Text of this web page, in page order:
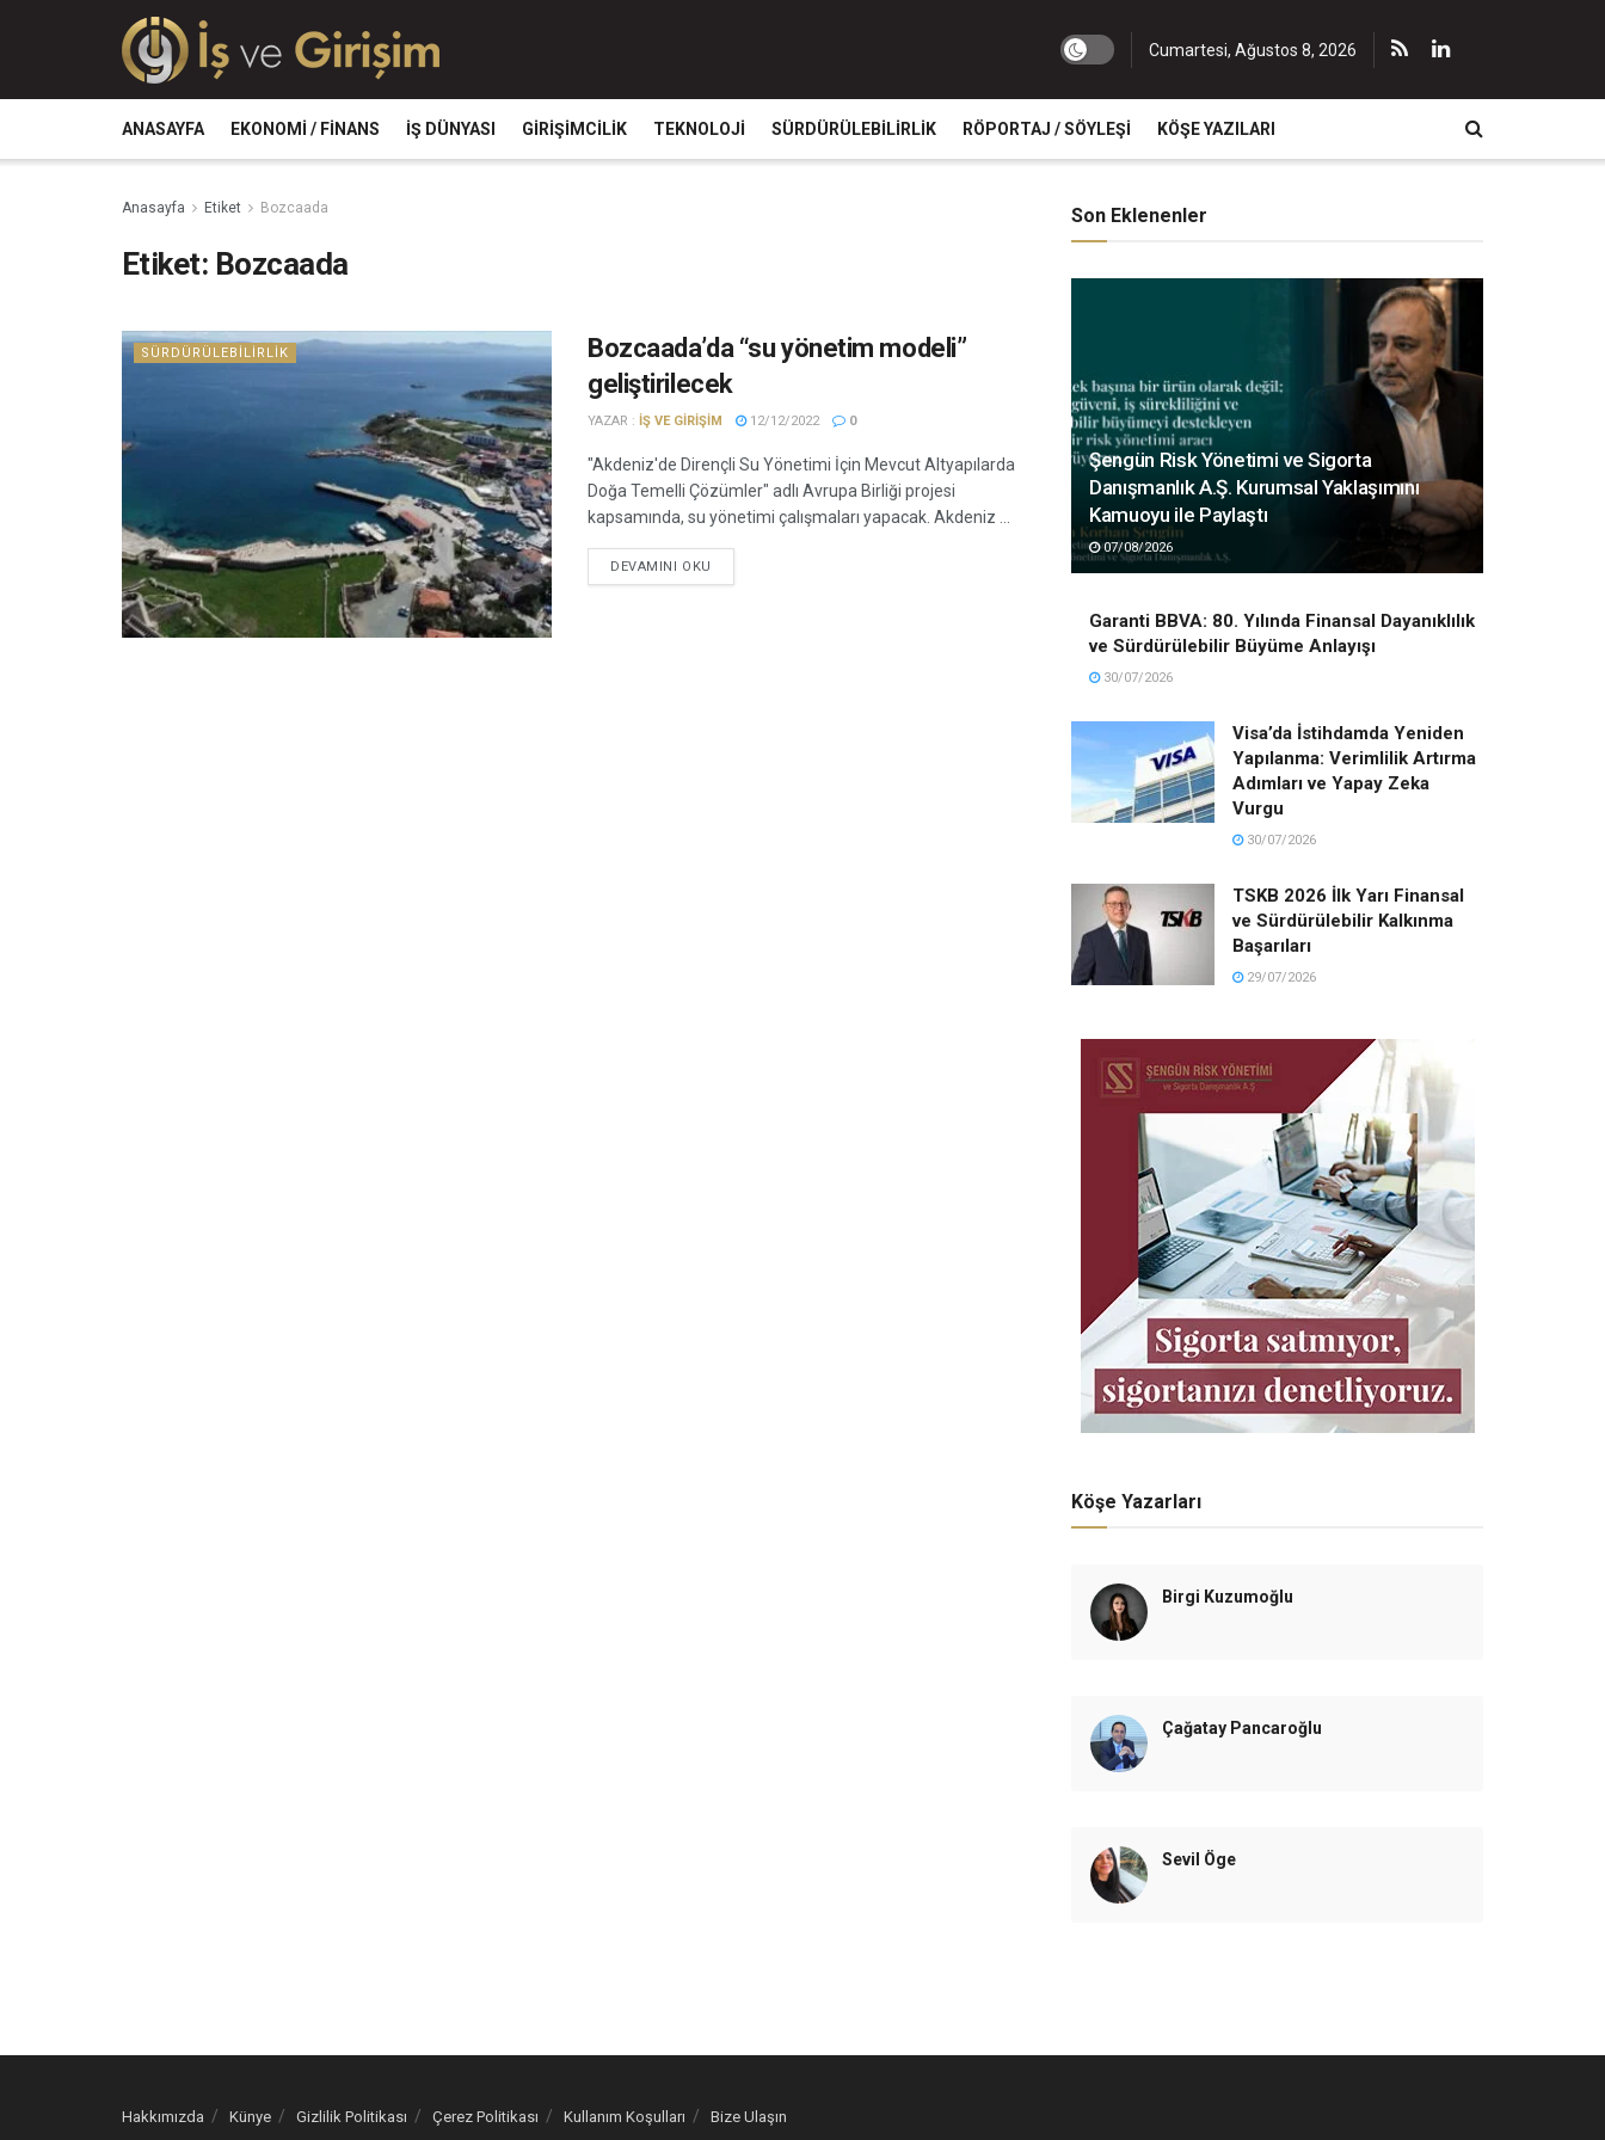
Cumartesi, Ağustos 8, 2026
ANASAYFA EKONOMI / FINANS İŞ DÜNYASI GIRIŞIMCILIK TEKNOLOJI SÜRDÜRÜLEBILIRLIK RÖPORTAJ / SÖYLEŞI KÖŞE YAZILARI
Anasayfa Etiket Bozcaada
Etiket: Bozcaada
SÜRDÜRÜLEBILIRLIK
Bozcaada’da “su yönetim modeli”
geliştirilecek
YAZAR : İŞ VE GIRIŞIM 12/12/2022 0
"Akdeniz'de Dirençli Su Yönetimi İçin Mevcut Altyapılarda
Doğa Temelli Çözümler" adlı Avrupa Birliği projesi
kapsamında, su yönetimi çalışmaları yapacak. Akdeniz ...
DEVAMINI OKU
Son Eklenenler
Şengün Risk Yönetimi ve Sigorta
Danışmanlık A.Ş. Kurumsal Yaklaşımını
Kamuoyu ile Paylaştı
07/08/2026
Garanti BBVA: 80. Yılında Finansal Dayanıklılık
ve Sürdürülebilir Büyüme Anlayışı
30/07/2026
Visa’da İstihdamda Yeniden
Yapılanma: Verimlilik Artırma
Adımları ve Yapay Zeka
Vurgu
30/07/2026
TSKB 2026 İlk Yarı Finansal
ve Sürdürülebilir Kalkınma
Başarıları
29/07/2026
Köşe Yazarları
Birgi Kuzumoğlu
Çağatay Pancaroğlu
Sevil Öge
Hakkımızda Künye Gizlilik Politikası Çerez Politikası Kullanım Koşulları Bize Ulaşın